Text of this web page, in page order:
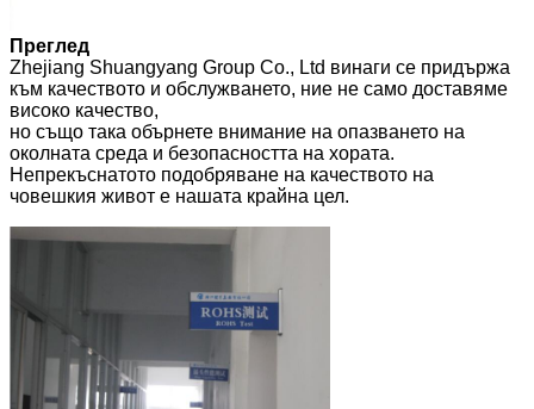
Преглед
Zhejiang Shuangyang Group Co., Ltd винаги се придържа
към качеството и обслужването, ние не само доставяме
високо качество,
но също така обърнете внимание на опазването на
околната среда и безопасността на хората.
Непрекъснатото подобряване на качеството на
човешкия живот е нашата крайна цел.